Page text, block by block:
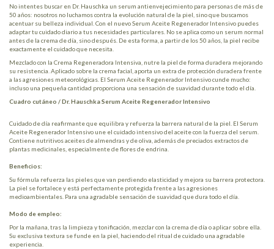
No intentes buscar en Dr. Hauschka un serum antienvejecimiento para personas de más de
50 años: nosotros no luchamos contra la evolución natural de la piel, sino que buscamos
acentuar su belleza individual. Con el nuevo Serum Aceite Regenerador Intensivo puedes
adaptar tu cuidado diario a tus necesidades particulares. No se aplica como un serum normal
antes de la crema de día, sino después. De esta forma, a partir de los 50 años, la piel recibe
exactamente el cuidado que necesita.
Mezclado con la Crema Regeneradora Intensiva, nutre la piel de forma duradera mejorando
su resistencia. Aplicado sobre la crema facial, aporta un extra de protección duradera frente
a las agresiones meteorológicas. El Serum Aceite Regenerador Intensivo cunde mucho:
incluso una pequeña cantidad proporciona una sensación de suavidad durante todo el día.
Cuadro cutáneo / Dr. Hauschka Serum Aceite Regenerador Intensivo
Cuidado de día reafirmante que equilibra y refuerza la barrera natural de la piel. El Serum
Aceite Regenerador Intensivo une el cuidado intensivo del aceite con la fuerza del serum.
Contiene nutritivos aceites de almendras y de oliva, además de preciados extractos de
plantas medicinales, especialmente de flores de endrina.
Beneficios:
Su fórmula refuerza las pieles que van perdiendo elasticidad y mejora su barrera protectora.
La piel se fortalece y está perfectamente protegida frente a las agresiones
medioambientales. Para una agradable sensación de suavidad que dura todo el día.
Modo de empleo:
Por la mañana, tras la limpieza y tonificación, mezclar con la crema de día o aplicar sobre ella.
Su exclusiva textura se funde en la piel, haciendo del ritual de cuidado una agradable
experiencia.